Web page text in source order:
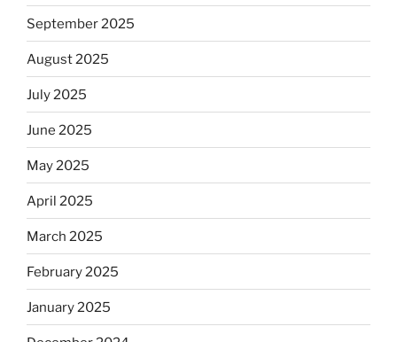
September 2025
August 2025
July 2025
June 2025
May 2025
April 2025
March 2025
February 2025
January 2025